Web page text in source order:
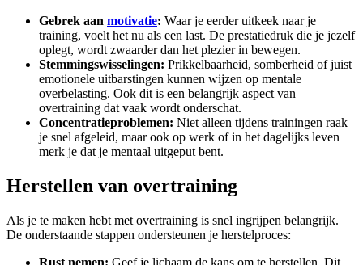
Gebrek aan motivatie: Waar je eerder uitkeek naar je
training, voelt het nu als een last. De prestatiedruk die je jezelf
oplegt, wordt zwaarder dan het plezier in bewegen.
Stemmingswisselingen: Prikkelbaarheid, somberheid of juist
emotionele uitbarstingen kunnen wijzen op mentale
overbelasting. Ook dit is een belangrijk aspect van
overtraining dat vaak wordt onderschat.
Concentratieproblemen: Niet alleen tijdens trainingen raak
je snel afgeleid, maar ook op werk of in het dagelijks leven
merk je dat je mentaal uitgeput bent.
Herstellen van overtraining
Als je te maken hebt met overtraining is snel ingrijpen belangrijk.
De onderstaande stappen ondersteunen je herstelproces:
Rust nemen: Geef je lichaam de kans om te herstellen. Dit